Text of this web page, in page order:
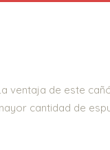
ventaja de este
cantidad de